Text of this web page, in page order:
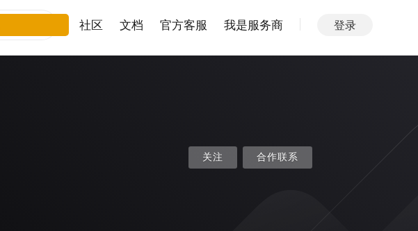
社区 文档 官方客服 我是服务商 登录
关注 合作联系